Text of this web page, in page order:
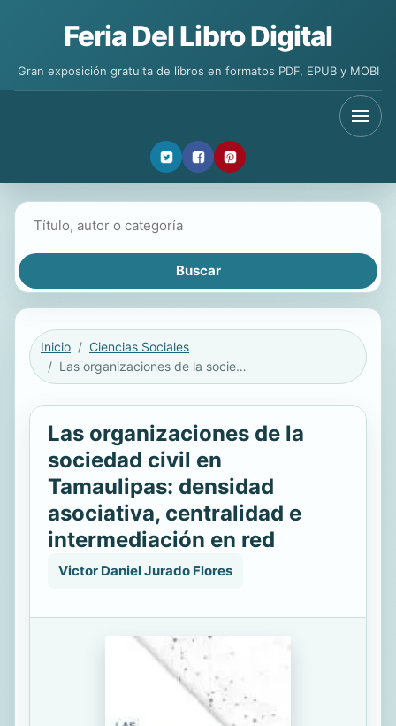
Feria Del Libro Digital
Gran exposición gratuita de libros en formatos PDF, EPUB y MOBI
Inicio
Ciencias Sociales
Las organizaciones de la sociedad civil en Tamaulipas: densidad asociativa, centralidad e intermediación en red
Las organizaciones de la
sociedad civil en
Tamaulipas: densidad
asociativa, centralidad e
intermediación en red
Victor Daniel Jurado Flores